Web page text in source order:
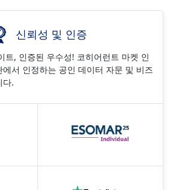
신뢰성 및 인증
트, 인증된 우수성! 코히어런트 마켓 인
서 인정하는 공인 데이터 자문 및 비즈
다.